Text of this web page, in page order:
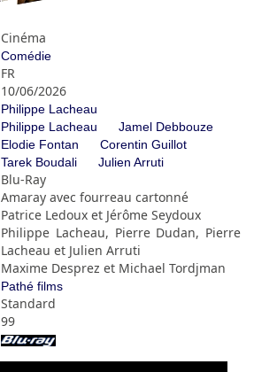
Cinéma
Comédie
FR
10/06/2026
Philippe Lacheau
Philippe Lacheau
Jamel Debbouze
Elodie Fontan
Corentin Guillot
Tarek Boudali
Julien Arruti
Blu-Ray
Amaray avec fourreau cartonné
Patrice Ledoux et Jérôme Seydoux
Philippe Lacheau, Pierre Dudan, Pierre
Lacheau et Julien Arruti
Maxime Desprez et Michael Tordjman
Pathé films
Standard
99